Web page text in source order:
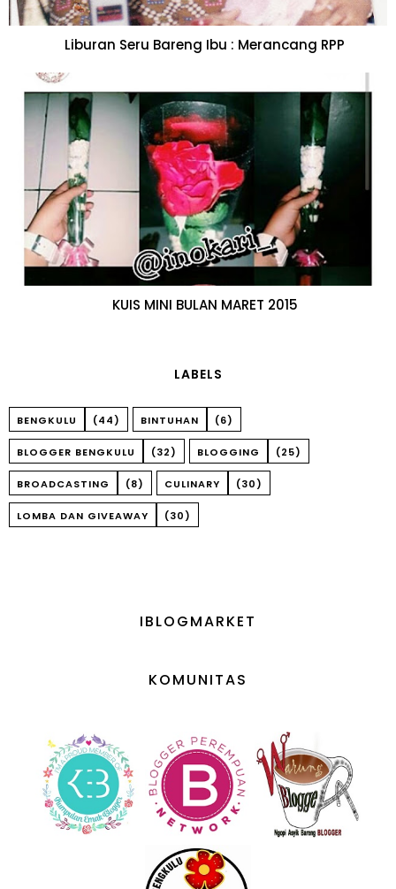
Liburan Seru Bareng Ibu : Merancang RPP
KUIS MINI BULAN MARET 2015
LABELS
BENGKULU (44) BINTUHAN (6)
BLOGGER BENGKULU (32) BLOGGING (25)
BROADCASTING (8) CULINARY (30)
LOMBA DAN GIVEAWAY (30)
IBLOGMARKET
KOMUNITAS